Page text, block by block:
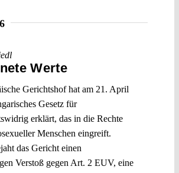
Werte
Gerichtshof hat am 21. April
Gesetz für
erklärt, das in die Rechte
Menschen eingreift.
das Gericht einen
Verstoß gegen Art. 2 EUV, eine